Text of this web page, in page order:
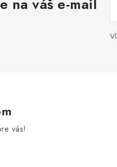
vás!